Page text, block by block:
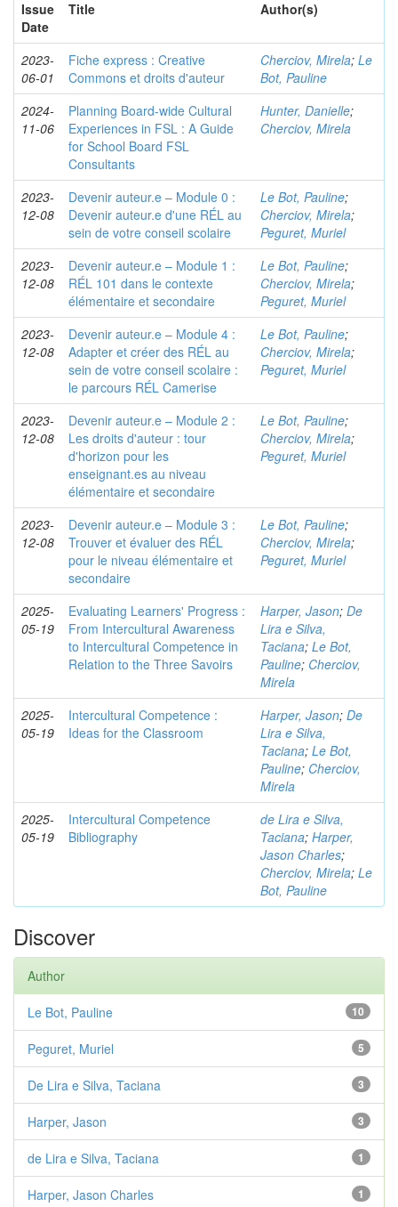
Issue
Date
Title Author(s)
2023-
06-01
Fiche express : Creative
Commons et droits d'auteur
Cherciov, Mirela; Le
Bot, Pauline
2024-
11-06
Planning Board-wide Cultural
Experiences in FSL : A Guide
for School Board FSL
Consultants
Hunter, Danielle;
Cherciov, Mirela
2023-
12-08
Devenir auteur.e – Module 0 :
Devenir auteur.e d'une RÉL au
sein de votre conseil scolaire
Le Bot, Pauline;
Cherciov, Mirela;
Peguret, Muriel
2023-
12-08
Devenir auteur.e – Module 1 :
RÉL 101 dans le contexte
élémentaire et secondaire
Le Bot, Pauline;
Cherciov, Mirela;
Peguret, Muriel
2023-
12-08
Devenir auteur.e – Module 4 :
Adapter et créer des RÉL au
sein de votre conseil scolaire :
le parcours RÉL Camerise
Le Bot, Pauline;
Cherciov, Mirela;
Peguret, Muriel
2023-
12-08
Devenir auteur.e – Module 2 :
Les droits d'auteur : tour
d'horizon pour les
enseignant.es au niveau
élémentaire et secondaire
Le Bot, Pauline;
Cherciov, Mirela;
Peguret, Muriel
2023-
12-08
Devenir auteur.e – Module 3 :
Trouver et évaluer des RÉL
pour le niveau élémentaire et
secondaire
Le Bot, Pauline;
Cherciov, Mirela;
Peguret, Muriel
2025-
05-19
Evaluating Learners' Progress :
From Intercultural Awareness
to Intercultural Competence in
Relation to the Three Savoirs
Harper, Jason; De
Lira e Silva,
Taciana; Le Bot,
Pauline; Cherciov,
Mirela
2025-
05-19
Intercultural Competence :
Ideas for the Classroom
Harper, Jason; De
Lira e Silva,
Taciana; Le Bot,
Pauline; Cherciov,
Mirela
2025-
05-19
Intercultural Competence
Bibliography
de Lira e Silva,
Taciana; Harper,
Jason Charles;
Cherciov, Mirela; Le
Bot, Pauline
Discover
Author
10
Le Bot, Pauline
5
Peguret, Muriel
3
De Lira e Silva, Taciana
3
Harper, Jason
1
de Lira e Silva, Taciana
1
Harper, Jason Charles